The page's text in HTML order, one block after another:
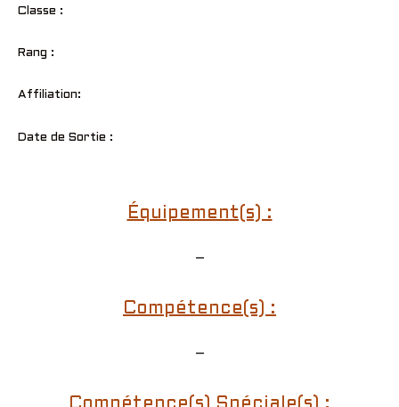
Classe :
Rang :
Affiliation:
Date de Sortie :
Équipement(s) :
–
Compétence(s) :
–